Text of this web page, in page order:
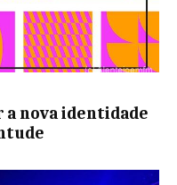
a nova identidade